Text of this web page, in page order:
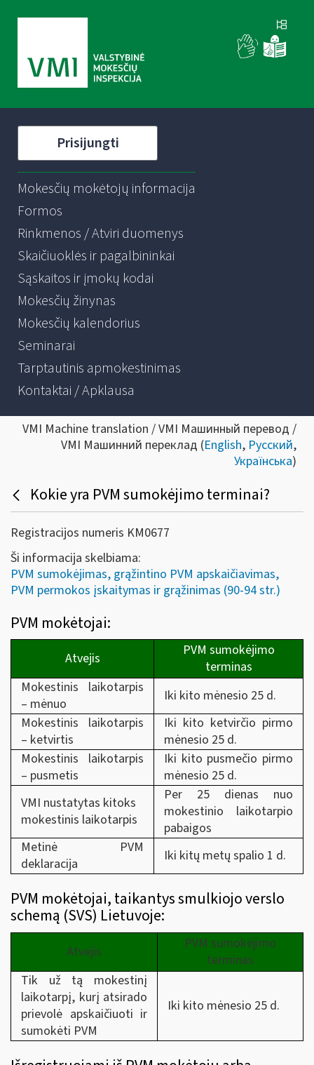
Prisijungti
Mokesčių mokėtojų informacija
Formos
Rinkmenos / Atviri duomenys
Skaičiuoklės ir pagalbininkai
Sąskaitos ir įmokų kodai
Mokesčių žinynas
Mokesčių kalendorius
Seminarai
Tarptautinis apmokestinimas
Kontaktai / Apklausa
VMI Machine translation / VMI Машинный перевод /
VMI Машинний переклад (English, Русский,
Українська)
Kokie yra PVM sumokėjimo terminai?
Registracijos numeris KM0677
Ši informacija skelbiama:
PVM sumokėjimas, grąžintino PVM apskaičiavimas,
PVM permokos įskaitymas ir grąžinimas (90-94 str.)
PVM mokėtojai:
Atvejis
PVM sumokėjimo
terminas
Mokestinis laikotarpis
– mėnuo
Iki kito mėnesio 25 d.
Mokestinis laikotarpis
– ketvirtis
Iki kito ketvirčio pirmo
mėnesio 25 d.
Mokestinis laikotarpis
– pusmetis
Iki kito pusmečio pirmo
mėnesio 25 d.
VMI nustatytas kitoks
mokestinis laikotarpis
Per 25 dienas nuo
mokestinio laikotarpio
pabaigos
Metinė PVM
deklaracija
Iki kitų metų spalio 1 d.
PVM mokėtojai, taikantys smulkiojo verslo
schemą (SVS) Lietuvoje:
Atvejis
PVM sumokėjimo
terminas
Tik už tą mokestinį
laikotarpį, kurį atsirado
prievolė apskaičiuoti ir
sumokėti PVM
Iki kito mėnesio 25 d.